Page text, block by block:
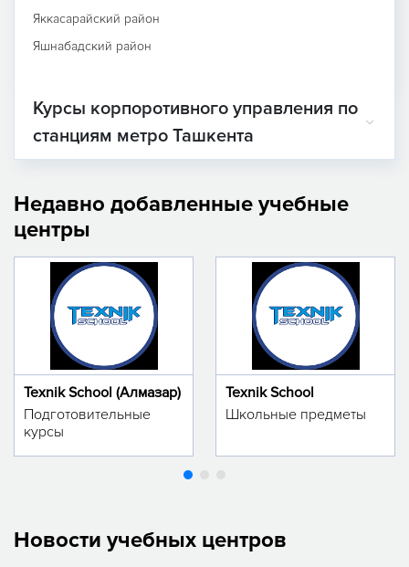
Яккасарайский район
Яшнабадский район
Курсы корпоротивного управления по
станциям метро Ташкента
Недавно добавленные учебные
центры
Texnik School (Алмазар)
Подготовительные
курсы
Texnik School
Школьные предметы
Новости учебных центров